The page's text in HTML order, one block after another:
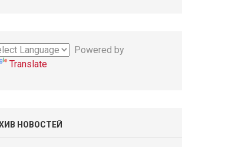
Powered by
Translate
НОВОСТЕЙ